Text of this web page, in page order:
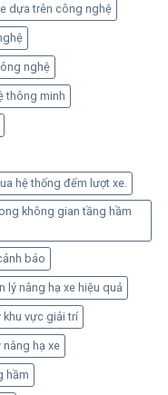
dựa trên công nghệ
nghệ
thông minh
hệ thống đếm lượt xe.
không gian tầng hầm
báo
lý nâng hạ xe hiệu quả
vực giải trí
hạ xe
hầm